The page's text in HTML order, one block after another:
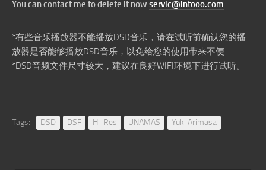
You can contact me to delete it now servic@intooo.com
*有些音乐播放器不能播放DSD音乐，请在试听前确认您的播
放器是否能够播放DSD音乐，以免给您的使用带来不便
*DSD音频文件尺寸较大，建议在良好WIFI环境下进行试听。
Tags: DSD DSF Hi-Res UNAMAS Yuki Arimasa